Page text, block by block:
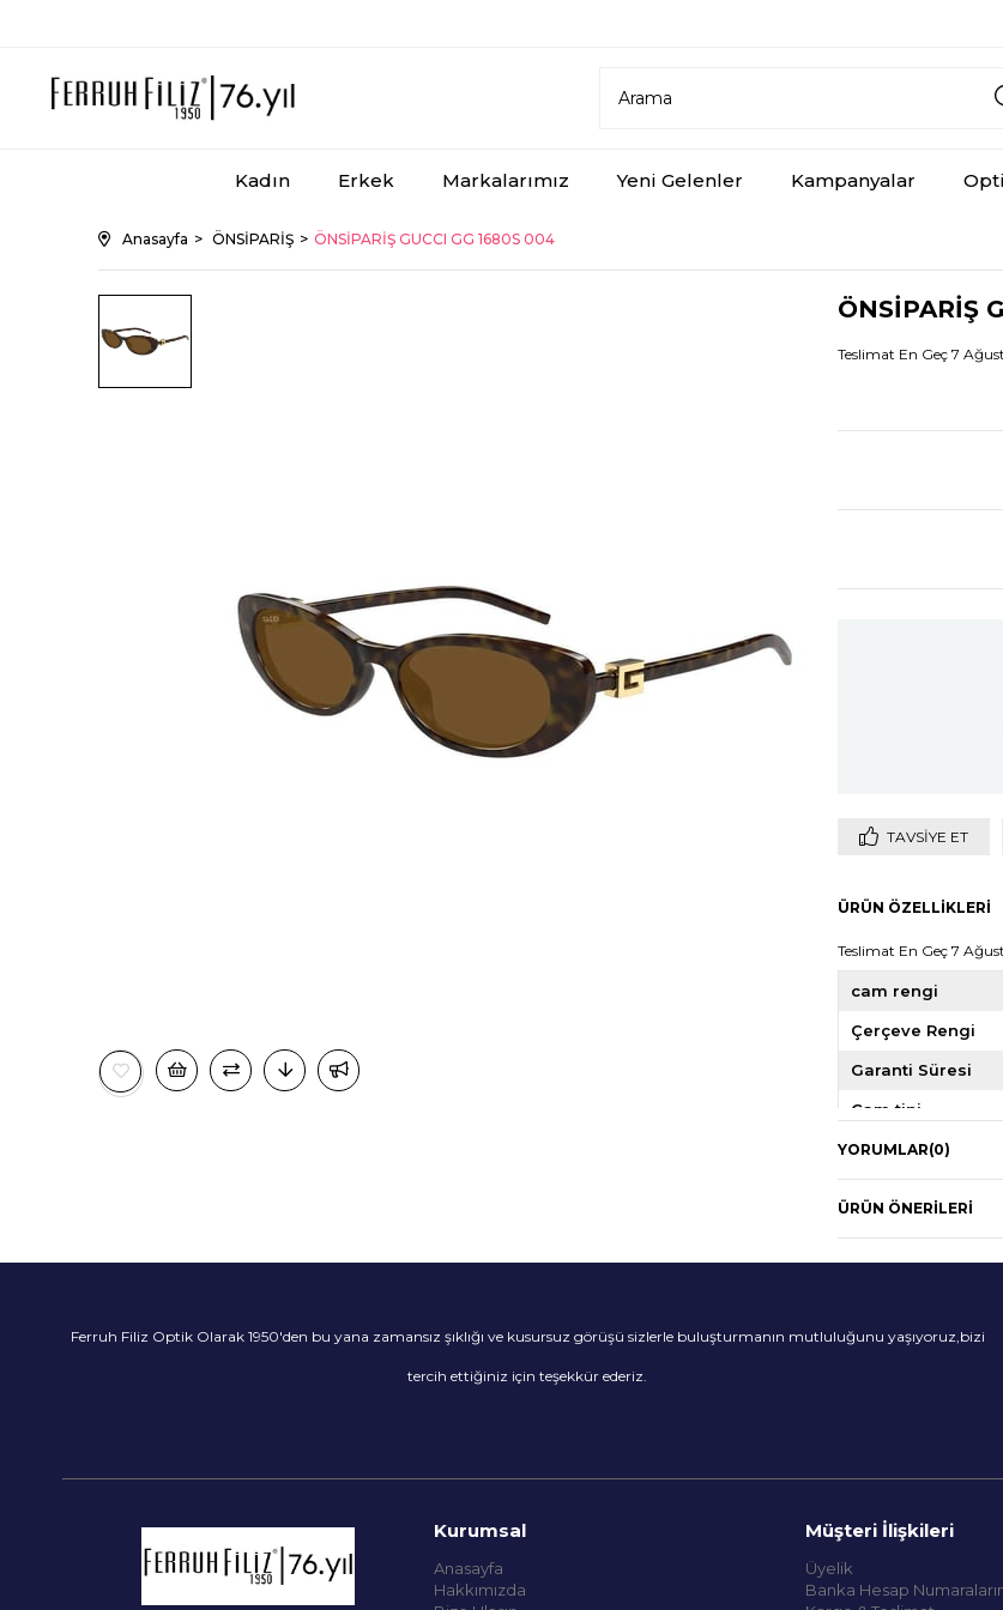
Kadın Erkek Markalarımız Yeni Gelenler Kampanyalar
Anasayfa ÖNSİPARİŞ ÖNSİPARİŞ GUCCI GG 1680S 004
ÖNSİPARİŞ
Teslimat En Geç 7
TAVSIYE ET
ÜRÜN ÖZELLIKLERI
Teslimat En Geç 7
cam rengi
Çerçeve Rengi
Garanti Süresi
Cam tipi
Çerçeve Tipi
ekartman
YORUMLAR(0)
ÜRÜN ÖNERILERI
Ferruh Filiz Optik Olarak 1950'den bu yana zamansız şıklığı ve kusursuz görüşü sizlerle buluşturmanın mutluluğunu yaşıyoruz,bizi
tercih ettiğiniz için teşekkür ederiz.
Kurumsal
Anasayfa
Hakkımızda
Müşteri İlişkileri
Üyelik
Banka Hesap